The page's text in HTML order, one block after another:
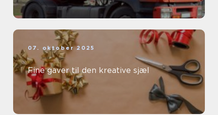
07. oktober 2025
Fine gaver til den kreative sjæl